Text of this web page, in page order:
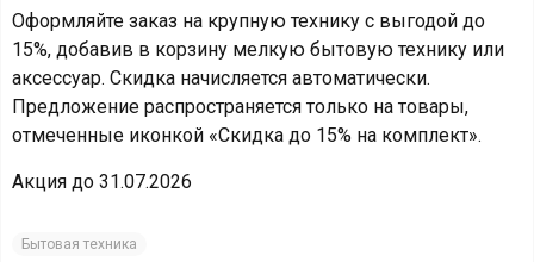
Оформляйте заказ на крупную технику с выгодой до
15%, добавив в корзину мелкую бытовую технику или
аксессуар. Скидка начисляется автоматически.
Предложение распространяется только на товары,
отмеченные иконкой «Скидка до 15% на комплект».
Акция до 31.07.2026
Бытовая техника